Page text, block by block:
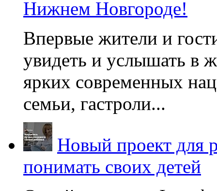
Нижнем Новгороде!
Впервые жители и
увидеть и услышать в
ярких современных
семьи, гастроли...
Новый проект для
понимать своих детей